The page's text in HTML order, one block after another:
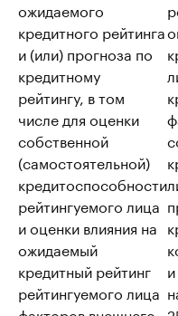
ожидаемого
кредитного рейтинга
и (или) прогноза по
кредитному
рейтингу, в том
числе для оценки
собственной
(самостоятельной)
кредитоспособности
рейтингуемого лица
и оценки влияния на
ожидаемый
кредитный рейтинг
рейтингуемого лица